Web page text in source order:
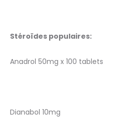
Stéroïdes populaires:
Anadrol 50mg x 100 tablets
Dianabol 10mg